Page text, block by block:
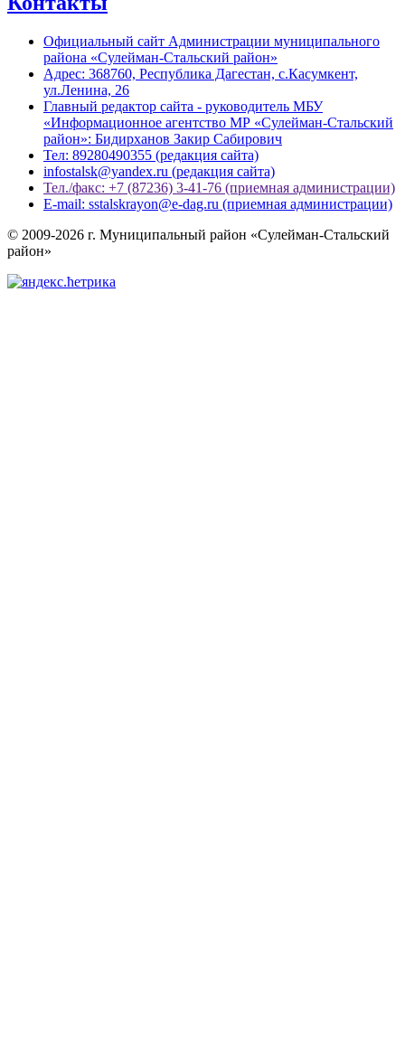
Официальный сайт Администрации муниципального
района «Сулейман-Стальский район»
Адрес: 368760, Республика Дагестан, с.Касумкент,
ул.Ленина, 26
Главный редактор сайта - руководитель МБУ
«Информационное агентство МР «Сулейман-Стальский
район»: Бидирханов Закир Сабирович
Тел: 89280490355 (редакция сайта)
infostalsk@yandex.ru (редакция сайта)
Тел./факс: +7 (87236) 3-41-76 (приемная администрации)
E-mail: sstalskrayon@e-dag.ru (приемная администрации)
© 2009-2026 г. Муниципальный район «Сулейман-Стальский
район»